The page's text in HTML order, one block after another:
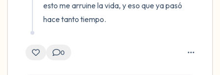
esto me arruine la vida, y eso que ya pasó
hace tanto tiempo.
0